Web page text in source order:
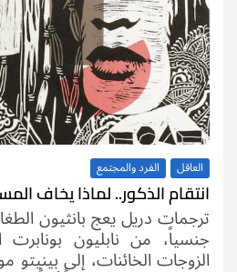
العاقل الفرد والمجتمع
انتقام الذكور.. لماذا يخاف
ترجمات دريل يعج بانثيون
جنسياً، من نابليون
الزوجات الخائنات، إلى